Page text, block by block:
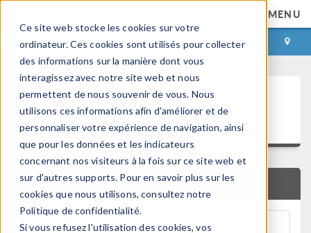
Ce site web stocke les cookies sur votre
ordinateur. Ces cookies sont utilisés pour collecter
des informations sur la manière dont vous
interagissez avec notre site web et nous
permettent de nous souvenir de vous. Nous
utilisons ces informations afin d'améliorer et de
personnaliser votre expérience de navigation, ainsi
que pour les données et les indicateurs
concernant nos visiteurs à la fois sur ce site web et
sur d'autres supports. Pour en savoir plus sur les
cookies que nous utilisons, consultez notre
Politique de confidentialité.
Si vous refusez l'utilisation des cookies, vos
MENU
CONNEXION CONTACT
Articles techniques et
présentations
RECHERCHE RAPIDE